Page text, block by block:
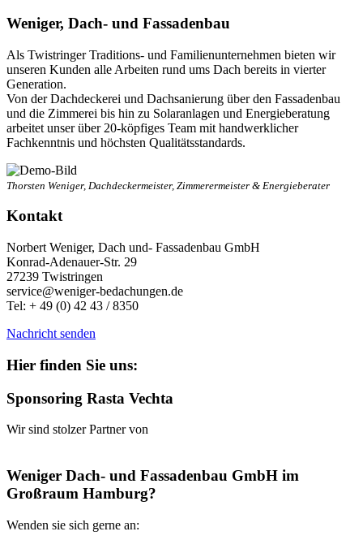
Weniger, Dach- und Fassadenbau
Als Twistringer Traditions- und Familienunternehmen bieten wir
unseren Kunden alle Arbeiten rund ums Dach bereits in vierter
Generation.
Von der Dachdeckerei und Dachsanierung über den Fassadenbau
und die Zimmerei bis hin zu Solaranlagen und Energieberatung
arbeitet unser über 20-köpfiges Team mit handwerklicher
Fachkenntnis und höchsten Qualitätsstandards.
Thorsten Weniger, Dachdeckermeister, Zimmerermeister & Energieberater
Kontakt
Norbert Weniger, Dach und- Fassadenbau GmbH
Konrad-Adenauer-Str. 29
27239 Twistringen
service@weniger-bedachungen.de
Tel: + 49 (0) 42 43 / 8350
Nachricht senden
Hier finden Sie uns:
Sponsoring Rasta Vechta
Wir sind stolzer Partner von
Weniger Dach- und Fassadenbau GmbH im
Großraum Hamburg?
Wenden sie sich gerne an: